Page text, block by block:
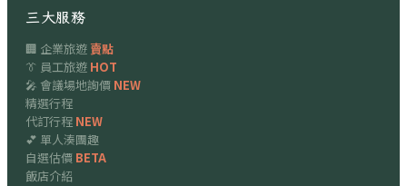
三大服務
🏢 企業旅遊賣點
👔 員工旅遊 HOT
🎤 會議場地詢價 NEW
精選行程
代訂行程 NEW
💕 單人湊團趣
自選估價 BETA
飯店介紹